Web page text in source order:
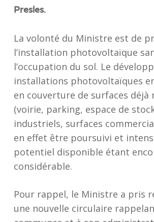
Presles.
La volonté du Ministre est de
l’installation photovoltaïque
l’occupation du sol. Le
installations photovoltaïques
en couverture de surfaces déjà
(voirie, parking, espace de
industriels, surfaces
en effet être poursuivi et
potentiel disponible étant
considérable.
Pour rappel, le Ministre a pris
une nouvelle circulaire